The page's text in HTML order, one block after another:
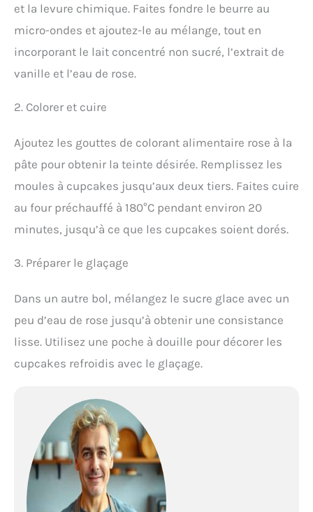
et la levure chimique. Faites fondre le beurre au
micro-ondes et ajoutez-le au mélange, tout en
incorporant le lait concentré non sucré, l’extrait de
vanille et l’eau de rose.
2. Colorer et cuire
Ajoutez les gouttes de colorant alimentaire rose à la
pâte pour obtenir la teinte désirée. Remplissez les
moules à cupcakes jusqu’aux deux tiers. Faites cuire
au four préchauffé à 180°C pendant environ 20
minutes, jusqu’à ce que les cupcakes soient dorés.
3. Préparer le glaçage
Dans un autre bol, mélangez le sucre glace avec un
peu d’eau de rose jusqu’à obtenir une consistance
lisse. Utilisez une poche à douille pour décorer les
cupcakes refroidis avec le glaçage.